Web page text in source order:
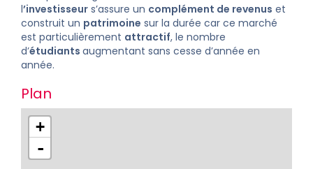
l’investisseur s’assure un complément de revenus et
construit un patrimoine sur la durée car ce marché
est particulièrement attractif, le nombre
d’étudiants augmentant sans cesse d’année en
année.
Plan
+
-